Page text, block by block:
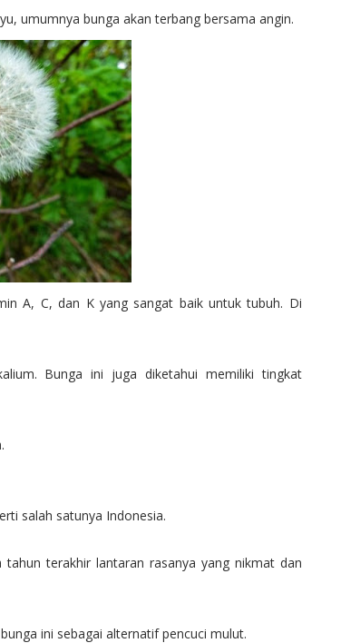
umumnya bunga akan terbang bersama angin.
A, C, dan K yang sangat baik untuk tubuh. Di
Bunga ini juga diketahui memiliki tingkat
salah satunya Indonesia.
terakhir lantaran rasanya yang nikmat dan
ini sebagai alternatif pencuci mulut.